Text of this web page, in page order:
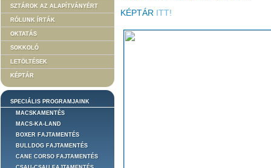
SZTÁROK AZ ALAPÍTVÁNYÉRT
RÓLUNK ÍRTÁK
OKTATÁS
SOKKOLÓ
LETÖLTÉSEK
KÉPTÁR
SPECIÁLIS PROGRAMJAINK
MACSKAMENTÉS
MACS-KA-LAND
BOXER FAJTAMENTÉS
BULLDOG FAJTAMENTÉS
CANE CORSO FAJTAMENTÉS
KÉPTÁR ITT!